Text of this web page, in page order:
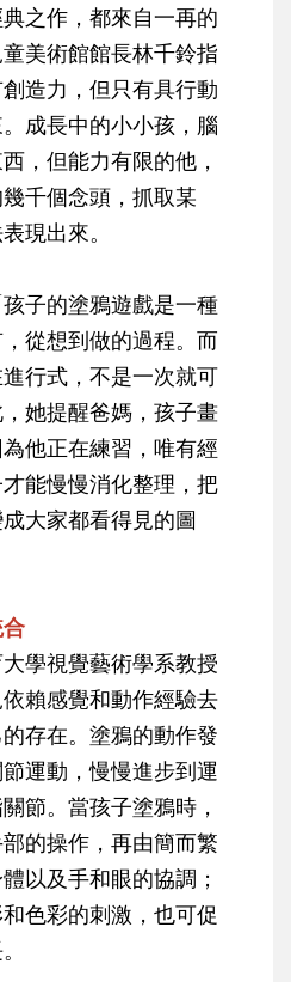
之作，都來自一再的
美術館館長林千鈴指
造力，但只有具行動
成長中的小小孩，腦
，但能力有限的他，
千個念頭，抓取某
現出來。
子的塗鴉遊戲是一種
從想到做的過程。而
行式，不是一次就可
她提醒爸媽，孩子畫
他正在練習，唯有經
能慢慢消化整理，把
大家都看得見的圖
學視覺藝術學系教授
賴感覺和動作經驗去
存在。塗鴉的動作發
運動，慢慢進步到運
節。當孩子塗鴉時，
的操作，再由簡而繁
以及手和眼的協調；
色彩的刺激，也可促